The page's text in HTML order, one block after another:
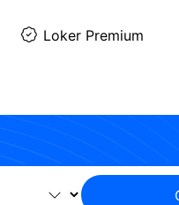
Loker Premium